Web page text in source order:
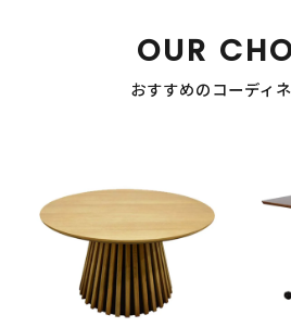
OUR
おすすめのコーディ